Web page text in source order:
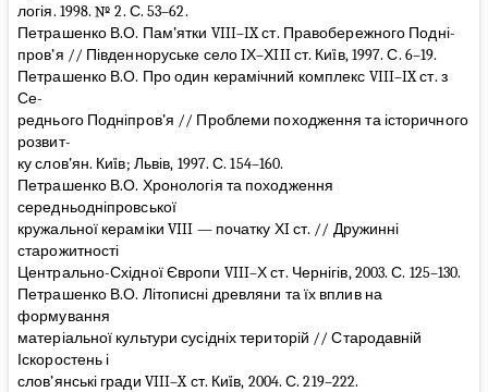
логія. 1998. № 2. С. 53–62.
Петрашенко В.О. Пам’ятки VIII–IX ст. Правобережного Подні-
пров’я // Південноруське село IХ–ХIII ст. Киïв, 1997. С. 6–19.
Петрашенко В.О. Про один керамічний комплекс VIII–IX ст. з
Се-
реднього Подніпров’я // Проблеми походження та історичного
розвит-
ку слов’ян. Киïв; Львів, 1997. С. 154–160.
Петрашенко В.О. Хронологія та походження
середньодніпровської
кружальної кераміки VIII — початку ХI ст. // Дружинні
старожитності
Центрально-Східної Європи VIII–Х ст. Чернігів, 2003. С. 125–130.
Петрашенко В.О. Літописні древляни та їх вплив на
формування
матеріальної культури сусідніх територій // Стародавній
Іскоростень і
слов’янські гради VIII–X ст. Киïв, 2004. С. 219–222.